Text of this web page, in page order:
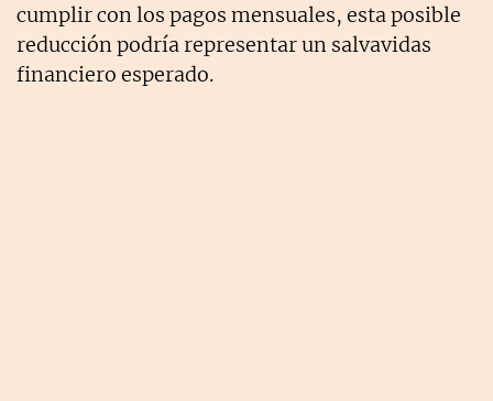
cumplir con los pagos mensuales, esta posible
reducción podría representar un salvavidas
financiero esperado.